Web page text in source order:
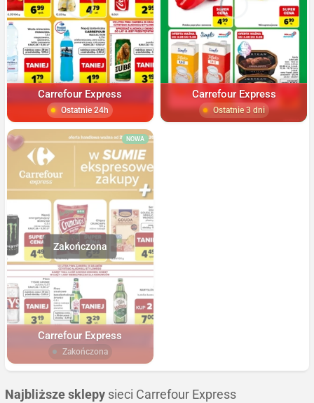
Carrefour Express
Ostatnie 24h
Carrefour Express
Ostatnie 3 dni
NOWA
Carrefour Express
Zakończona
Najbliższe sklepy sieci Carrefour Express